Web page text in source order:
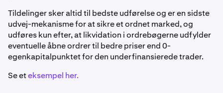
Tildelinger sker altid til bedste udførelse og er en sidste
udvej-mekanisme for at sikre et ordnet marked, og
udføres kun efter, at likvidation i ordrebøgerne udfylder
eventuelle åbne ordrer til bedre priser end 0-
egenkapitalpunktet for den underfinansierede trader.
Se eteksempel her.